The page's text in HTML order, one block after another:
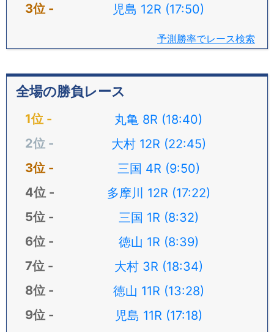
児島 12R (17:50)
予測勝率でレース検索
全場の勝負レース
丸亀 8R (18:40)
大村 12R (22:45)
三国 4R (9:50)
多摩川 12R (17:22)
三国 1R (8:32)
徳山 1R (8:39)
大村 3R (18:34)
徳山 11R (13:28)
児島 11R (17:18)